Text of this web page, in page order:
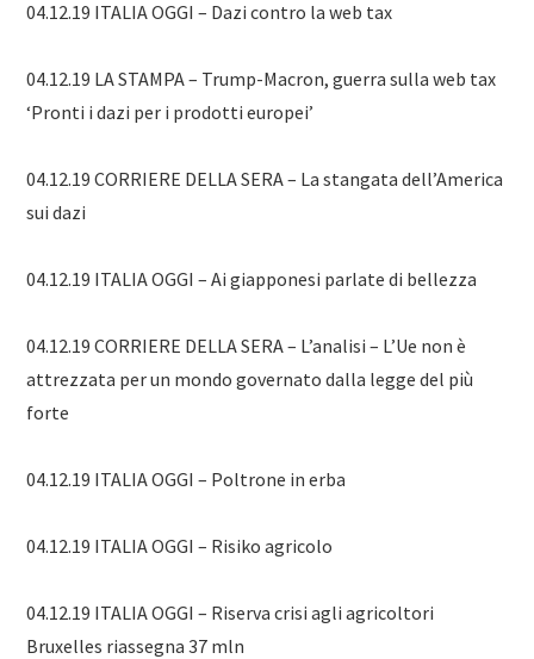
04.12.19 ITALIA OGGI – Dazi contro la web tax
04.12.19 LA STAMPA – Trump-Macron, guerra sulla web tax
‘Pronti i dazi per i prodotti europei’
04.12.19 CORRIERE DELLA SERA – La stangata dell’America
sui dazi
04.12.19 ITALIA OGGI – Ai giapponesi parlate di bellezza
04.12.19 CORRIERE DELLA SERA – L’analisi – L’Ue non è
attrezzata per un mondo governato dalla legge del più
forte
04.12.19 ITALIA OGGI – Poltrone in erba
04.12.19 ITALIA OGGI – Risiko agricolo
04.12.19 ITALIA OGGI – Riserva crisi agli agricoltori
Bruxelles riassegna 37 mln